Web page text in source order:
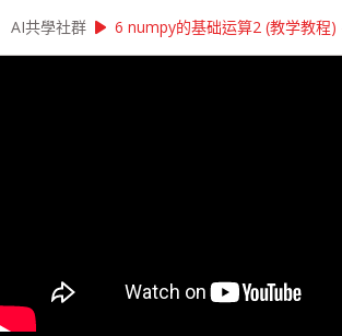
AI共學社群 play_arrow 莫凡 Python 基礎研習讀書會
label Matplotlib Numpy
Pandas
AI共學社群 play_arrow 6 numpy的基础运算2 (教学教程)